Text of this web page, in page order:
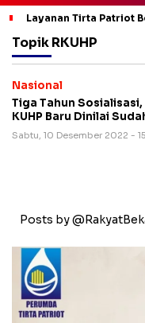
Layanan Tirta Patriot
Topik RKUHP
Nasional
Tiga Tahun
KUHP Baru Dinilai
Sabtu, 10 Desember 2022 -
Posts by